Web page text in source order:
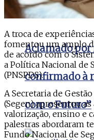
Aclamado por
confirmado à
com o Futuro”
A troca de
fomentou um amplo
de acordo com o
a Política Nacional de
(PNSPDS).
A Secretaria de
(Segen) apresentou
valorização, ensino e
palestras abordaram
Fundo Nacional de